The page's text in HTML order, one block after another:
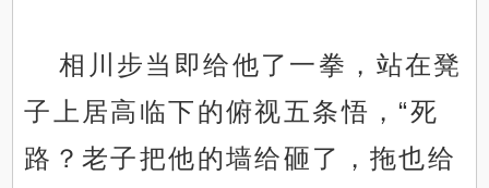
相川步当即给他了一拳，站在凳
子上居高临下的俯视五条悟，“死
路？老子把他的墙给砸了，拖也给